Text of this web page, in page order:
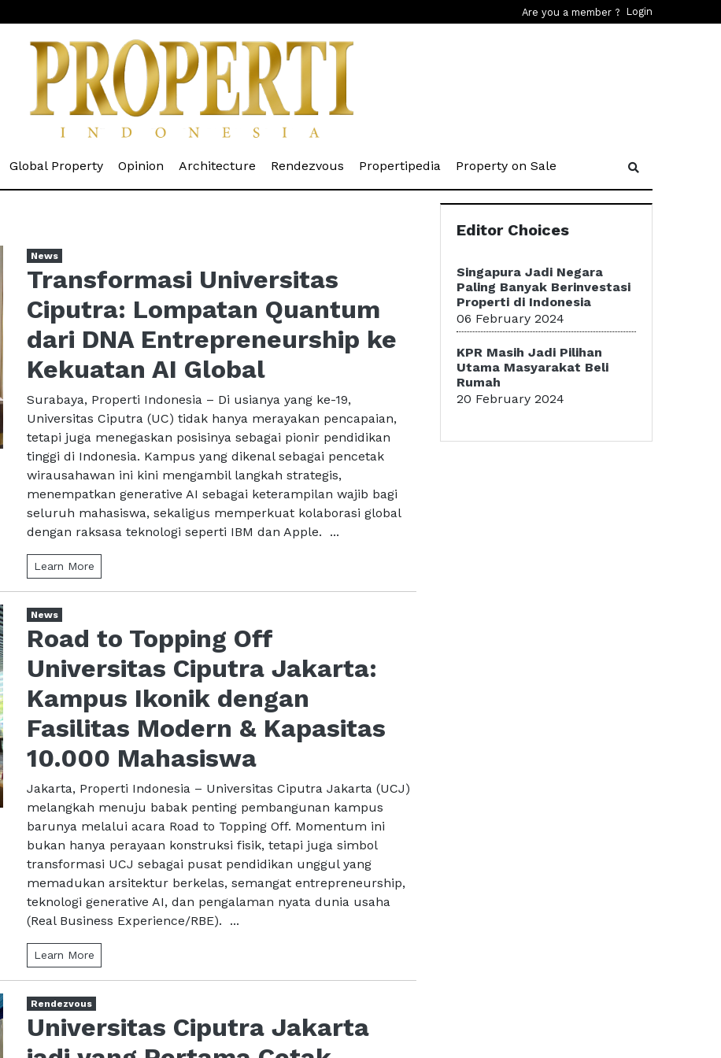
Are you a member ? Login
(current)
Global Property(current)
Opinion (current)
Architecture (current)
Rendezvous (current)
Propertipedia (current)
Property on Sale
News
Transformasi Universitas
Ciputra: Lompatan Quantum
dari DNA Entrepreneurship ke
Kekuatan AI Global
Surabaya, Properti Indonesia – Di usianya yang ke-19,
Universitas Ciputra (UC) tidak hanya merayakan pencapaian,
tetapi juga menegaskan posisinya sebagai pionir pendidikan
tinggi di Indonesia. Kampus yang dikenal sebagai pencetak
wirausahawan ini kini mengambil langkah strategis,
menempatkan generative AI sebagai keterampilan wajib bagi
seluruh mahasiswa, sekaligus memperkuat kolaborasi global
dengan raksasa teknologi seperti IBM dan Apple. ...
Learn More
News
Road to Topping Off
Universitas Ciputra Jakarta:
Kampus Ikonik dengan
Fasilitas Modern & Kapasitas
10.000 Mahasiswa
Jakarta, Properti Indonesia – Universitas Ciputra Jakarta (UCJ)
melangkah menuju babak penting pembangunan kampus
barunya melalui acara Road to Topping Off. Momentum ini
bukan hanya perayaan konstruksi fisik, tetapi juga simbol
transformasi UCJ sebagai pusat pendidikan unggul yang
memadukan arsitektur berkelas, semangat entrepreneurship,
teknologi generative AI, dan pengalaman nyata dunia usaha
(Real Business Experience/RBE). ...
Learn More
Rendezvous
Universitas Ciputra Jakarta
Editor Choices
Singapura Jadi Negara
Paling Banyak Berinvestasi
Properti di Indonesia
06 February 2024
KPR Masih Jadi Pilihan
Utama Masyarakat Beli
Rumah
20 February 2024